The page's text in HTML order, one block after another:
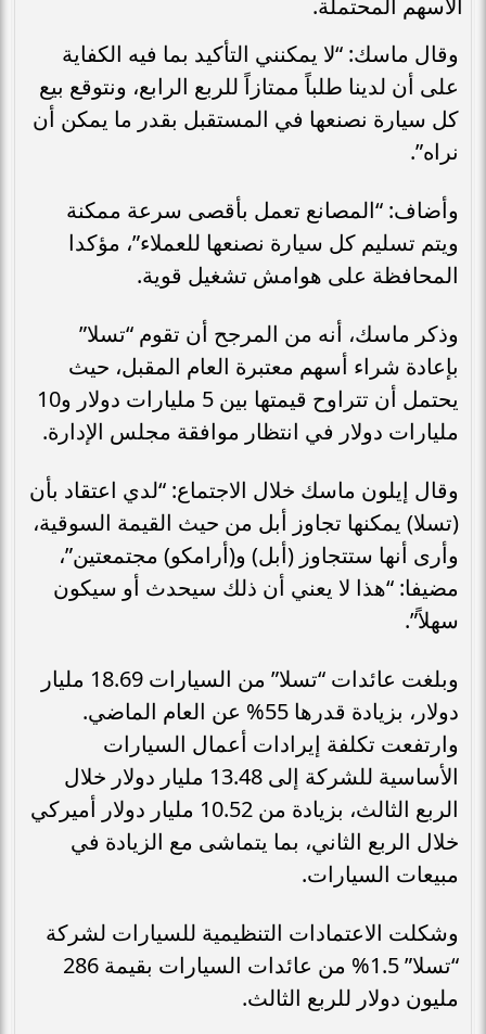
وقال ماسك: “لا يمكنني التأكيد بما فيه الكفاية
على أن لدينا طلباً ممتازاً للربع الرابع، ونتوقع بيع
كل سيارة نصنعها في المستقبل بقدر ما يمكن أن
نراه”.
وأضاف: “المصانع تعمل بأقصى سرعة ممكنة
ويتم تسليم كل سيارة نصنعها للعملاء”، مؤكدا
المحافظة على هوامش تشغيل قوية.
وذكر ماسك، أنه من المرجح أن تقوم “تسلا”
بإعادة شراء أسهم معتبرة العام المقبل، حيث
يحتمل أن تتراوح قيمتها بين 5 مليارات دولار و10
مليارات دولار في انتظار موافقة مجلس الإدارة.
وقال إيلون ماسك خلال الاجتماع: “لدي اعتقاد بأن
(تسلا) يمكنها تجاوز أبل من حيث القيمة السوقية،
وأرى أنها ستتجاوز (أبل) و(أرامكو) مجتمعتين”،
مضيفا: “هذا لا يعني أن ذلك سيحدث أو سيكون
سهلاً”.
وبلغت عائدات “تسلا” من السيارات 18.69 مليار
دولار، بزيادة قدرها 55% عن العام الماضي.
وارتفعت تكلفة إيرادات أعمال السيارات
الأساسية للشركة إلى 13.48 مليار دولار خلال
الربع الثالث، بزيادة من 10.52 مليار دولار أميركي
خلال الربع الثاني، بما يتماشى مع الزيادة في
مبيعات السيارات.
وشكلت الاعتمادات التنظيمية للسيارات لشركة
“تسلا” 1.5% من عائدات السيارات بقيمة 286
مليون دولار للربع الثالث.